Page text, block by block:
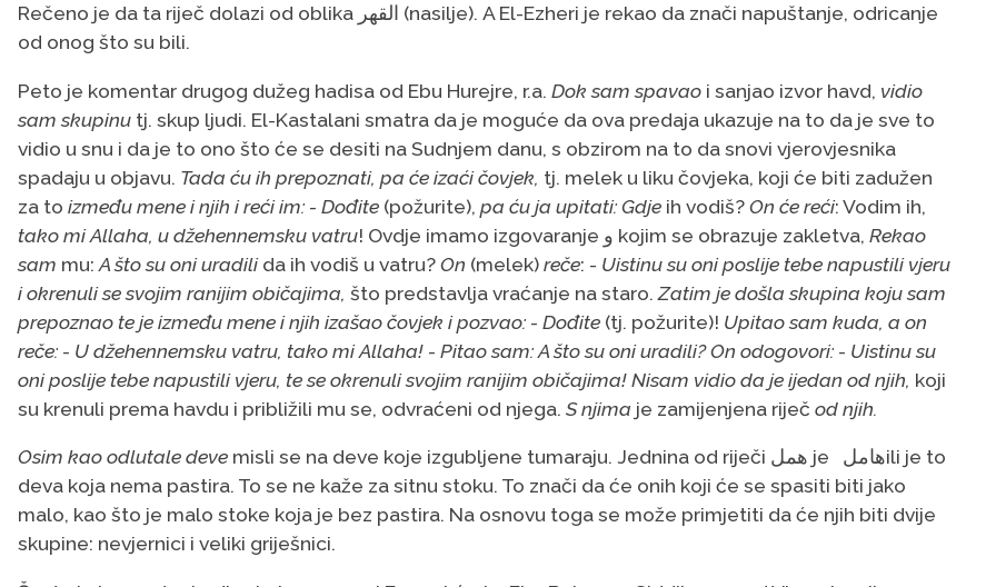
Rečeno je da ta riječ dolazi od oblika القهر (nasilje). A El-Ezheri je rekao da znači napuštanje, odricanje
od onog što su bili.
Peto je komentar drugog dužeg hadisa od Ebu Hurejre, r.a. Dok sam spavao i sanjao izvor havd, vidio
sam skupinu tj. skup ljudi. El-Kastalani smatra da je moguće da ova predaja ukazuje na to da je sve to
vidio u snu i da je to ono što će se desiti na Sudnjem danu, s obzirom na to da snovi vjerovjesnika
spadaju u objavu. Tada ću ih prepoznati, pa će izaći čovjek, tj. melek u liku čovjeka, koji će biti zadužen
za to između mene i njih i reći im: - Dođite (požurite), pa ću ja upitati: Gdje ih vodiš?On će reći: Vodim ih,
tako mi Allaha, u džehennemsku vatru
! Ovdje imamo izgovaranje و kojim se obrazuje zakletva, Rekao
sam mu: A što su oni uradilida ih vodiš u vatru?On (melek)reče: - Uistinu su oni poslije tebe napustili vjeru
i okrenuli se svojim ranijim običajima, što predstavlja vraćanje na staro. Zatim je došla skupina koju sam
prepoznao te je između mene i njih izašao čovjek i pozvao: - Dođite (tj. požurite)! Upitao sam kuda, a on
reče: - U džehennemsku vatru, tako mi Allaha! - Pitao sam: A što su oni uradili? On odogovori: - Uistinu su
oni poslije tebe napustili vjeru, te se okrenuli svojim ranijim običajima! Nisam vidio da je ijedan od njih, koji
su krenuli prema havdu i približili mu se, odvraćeni od njega. S njima je zamijenjena riječ od njih.
Osim kao odlutale deve misli se na deve koje izgubljene tumaraju. Jednina od riječi همل je هاملili je to
deva koja nema pastira. To se ne kaže za sitnu stoku. To znači da će onih koji će se spasiti biti jako
malo, kao što je malo stoke koja je bez pastira. Na osnovu toga se može primjetiti da će njih biti dvije
skupine: nevjernici i veliki griješnici.